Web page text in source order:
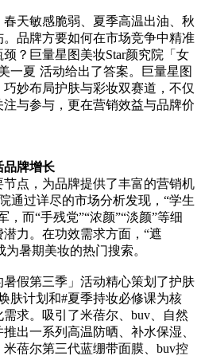
天敏感脆弱、夏季高温出油、秋
品牌方要如何在市场竞争中精准
？巨量星图美妆Star颜究院「女
一夏 活动给出了答案。巨量星图
妙布局护肤与彩妆双赛道，不仅
与参与，更在营销效益与品牌价
品牌增长
点，为品牌提供了丰富的营销机
通过详尽的市场分析发现，“学生
，而“手残党”“浓颜”“淡颜”等细
力。在功效需求方面，“遮
为暑期美妆的热门搜索。
假第三季」活动精心策划了护肤
肤计划和#夏季持妆必修课为核
求。吸引了米蓓尔、buv、自然
出一系列高温防晒、补水保湿、
蓓尔第三代蓝绷带面膜、buv控